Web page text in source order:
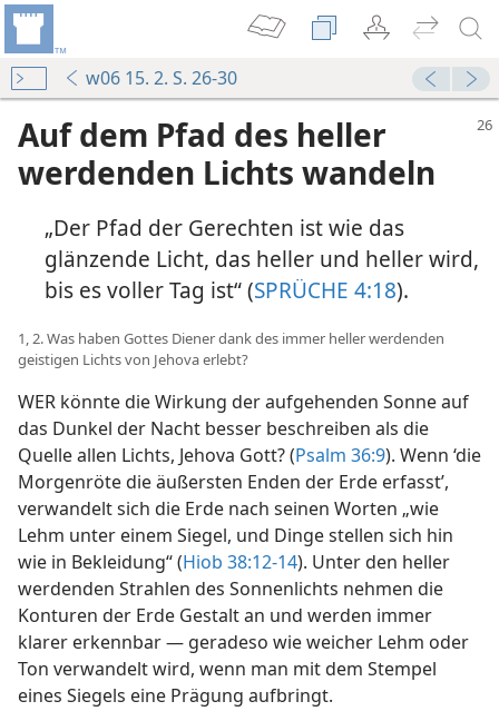
w06 15. 2. S. 26-30
Auf dem Pfad des heller
werdenden Lichts wandeln
„Der Pfad der Gerechten ist wie das
glänzende Licht, das heller und heller wird,
bis es voller Tag ist“ (SPRÜCHE 4:18).
1, 2. Was haben Gottes Diener dank des immer heller werdenden
geistigen Lichts von Jehova erlebt?
WER könnte die Wirkung der aufgehenden Sonne auf
das Dunkel der Nacht besser beschreiben als die
Quelle allen Lichts, Jehova Gott? (Psalm 36:9). Wenn ‘die
Morgenröte die äußersten Enden der Erde erfasst’,
verwandelt sich die Erde nach seinen Worten „wie
Lehm unter einem Siegel, und Dinge stellen sich hin
wie in Bekleidung“ (Hiob 38:12-14). Unter den heller
werdenden Strahlen des Sonnenlichts nehmen die
Konturen der Erde Gestalt an und werden immer
klarer erkennbar — geradeso wie weicher Lehm oder
Ton verwandelt wird, wenn man mit dem Stempel
eines Siegels eine Prägung aufbringt.